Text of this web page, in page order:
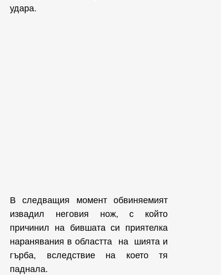
удара.
В следващия момент обвиняемият
извадил неговия нож, с който
причинил на бившата си приятелка
наранявания в областта на шията и
гърба, вследствие на което тя
паднала.